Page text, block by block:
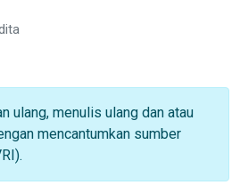
ulang, menulis ulang dan atau
mencantumkan sumber